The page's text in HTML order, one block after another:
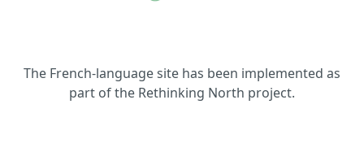
The French-language site has been implemented as
part of the Rethinking North project.